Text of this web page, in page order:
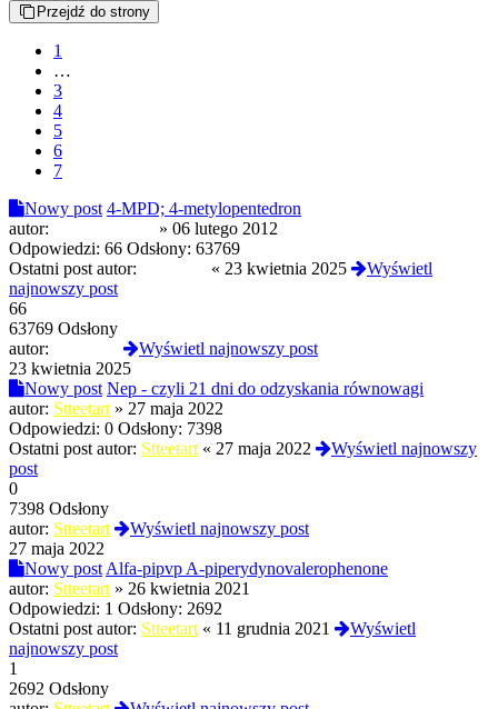
Przejdź do strony
1
…
3
4
5
6
7
Nowy post 4-MPD; 4-metylopentedron
autor:
» 06 lutego 2012
Odpowiedzi: 66 Odsłony: 63769
Ostatni post autor:
« 23 kwietnia 2025
Wyświetl
najnowszy post
66
63769 Odsłony
autor:
Wyświetl najnowszy post
23 kwietnia 2025
Nowy post Nep - czyli 21 dni do odzyskania równowagi
autor: Stteetart » 27 maja 2022
Odpowiedzi: 0 Odsłony: 7398
Ostatni post autor: Stteetart « 27 maja 2022
Wyświetl najnowszy
post
0
7398 Odsłony
autor: Stteetart
Wyświetl najnowszy post
27 maja 2022
Nowy post Alfa-pipvp A-piperydynovalerophenone
autor: Stteetart » 26 kwietnia 2021
Odpowiedzi: 1 Odsłony: 2692
Ostatni post autor: Stteetart « 11 grudnia 2021
Wyświetl
najnowszy post
1
2692 Odsłony